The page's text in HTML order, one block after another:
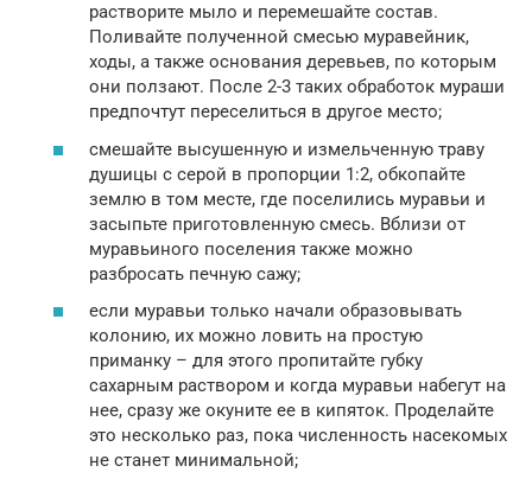
растворите мыло и перемешайте состав.
Поливайте полученной смесью муравейник,
ходы, а также основания деревьев, по которым
они ползают. После 2-3 таких обработок мураши
предпочтут переселиться в другое место;
смешайте высушенную и измельченную траву
душицы с серой в пропорции 1:2, обкопайте
землю в том месте, где поселились муравьи и
засыпьте приготовленную смесь. Вблизи от
муравьиного поселения также можно
разбросать печную сажу;
если муравьи только начали образовывать
колонию, их можно ловить на простую
приманку – для этого пропитайте губку
сахарным раствором и когда муравьи набегут на
нее, сразу же окуните ее в кипяток. Проделайте
это несколько раз, пока численность насекомых
не станет минимальной;